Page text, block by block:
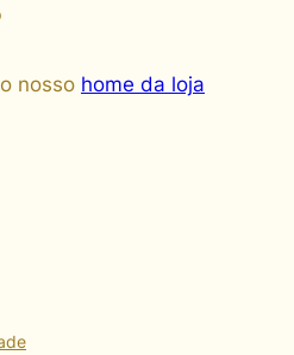
nosso home da loja